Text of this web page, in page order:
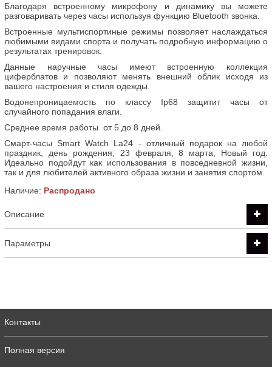
Благодаря встроенному микрофону и динамику вы можете
разговаривать через часы используя функцию Bluetooth звонка.
Встроенные мультиспортиные режимы позволяет наслаждаться
любимыми видами спорта и получать подробную информацию о
результатах тренировок.
Данные наручные часы имеют встроенную коллекция
циферблатов и позволяют менять внешний облик исходя из
вашего настроения и стиля одежды.
Водонепроницаемость по классу Ip68 защитит часы от
случайного попадания влаги.
Среднее время работы от 5 до 8 дней.
Смарт-часы Smart Watch La24 - отличный подарок на любой
праздник, день рождения, 23 февраля, 8 марта, Новый год.
Идеально подойдут как использования в повседневной жизни,
так и для любителей активного образа жизни и занятия спортом.
Наличие: Распродано
Описание
Параметры
Контакты
Полная версия